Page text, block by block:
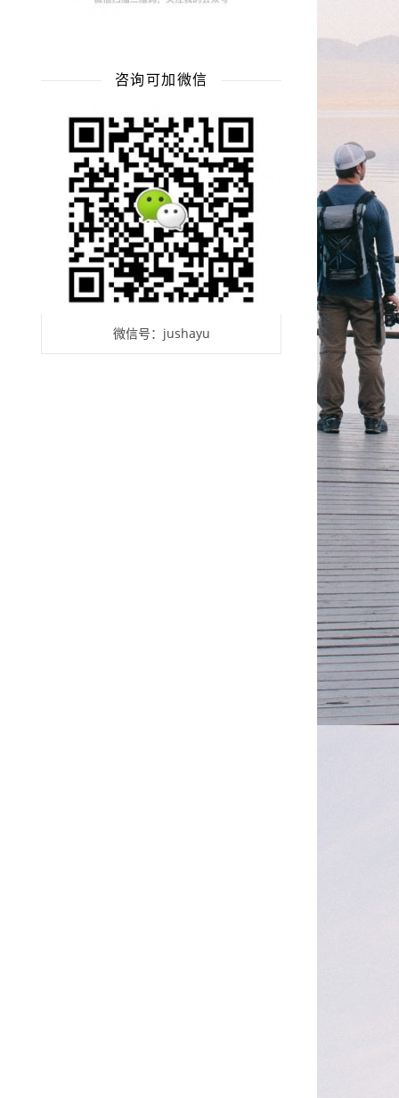
咨询可加微信
微信号：jushayu